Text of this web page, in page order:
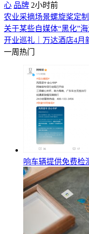
心 品牌 2小时前
农业采摘场景螺旋桨定
关于某些自媒体“黑化”
开业巡礼｜万达酒店4月
一周热门
响车辆提供免费检